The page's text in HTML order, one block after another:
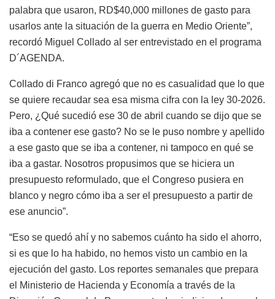
palabra que usaron, RD$40,000 millones de gasto para
usarlos ante la situación de la guerra en Medio Oriente”,
recordó Miguel Collado al ser entrevistado en el programa
D´AGENDA.
Collado di Franco agregó que no es casualidad que lo que
se quiere recaudar sea esa misma cifra con la ley 30-2026.
Pero, ¿Qué sucedió ese 30 de abril cuando se dijo que se
iba a contener ese gasto? No se le puso nombre y apellido
a ese gasto que se iba a contener, ni tampoco en qué se
iba a gastar. Nosotros propusimos que se hiciera un
presupuesto reformulado, que el Congreso pusiera en
blanco y negro cómo iba a ser el presupuesto a partir de
ese anuncio”.
“Eso se quedó ahí y no sabemos cuánto ha sido el ahorro,
si es que lo ha habido, no hemos visto un cambio en la
ejecución del gasto. Los reportes semanales que prepara
el Ministerio de Hacienda y Economía a través de la